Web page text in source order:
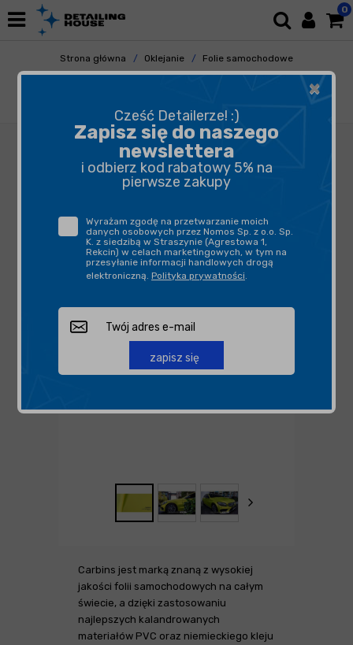
0
Strona główna Oklejanie
Folie samochodowe
Do zmiany koloru
Carbins jest marką znaną z wysokiej
jakości folii samochodowych na całym
świecie, a dzięki zastosowaniu
najlepszych kalandrowanych
materiałów PVC oraz niemieckiego kleju
×
Cześć Detailerze! :)
Zapisz się do naszego
newslettera
i odbierz kod rabatowy 5% na
pierwsze zakupy
Wyrażam zgodę na przetwarzanie moich
danych osobowych przez Nomos Sp. z o.o. Sp.
K. z siedzibą w Straszynie (Agrestowa 1,
Rekcin) w celach marketingowych, w tym na
przesyłanie informacji handlowych drogą
elektroniczną. Polityka prywatności.
zapisz się